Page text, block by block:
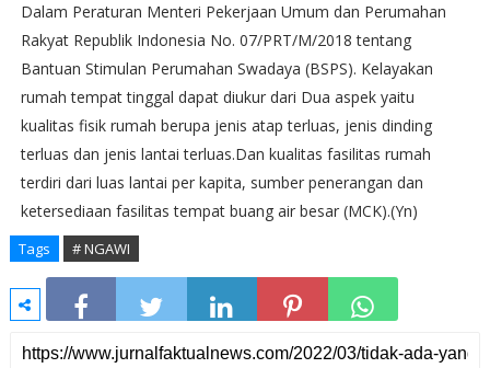
Dalam Peraturan Menteri Pekerjaan Umum dan Perumahan
Rakyat Republik Indonesia No. 07/PRT/M/2018 tentang
Bantuan Stimulan Perumahan Swadaya (BSPS). Kelayakan
rumah tempat tinggal dapat diukur dari Dua aspek yaitu
kualitas fisik rumah berupa jenis atap terluas, jenis dinding
terluas dan jenis lantai terluas.Dan kualitas fasilitas rumah
terdiri dari luas lantai per kapita, sumber penerangan dan
ketersediaan fasilitas tempat buang air besar (MCK).(Yn)
Tags # NGAWI